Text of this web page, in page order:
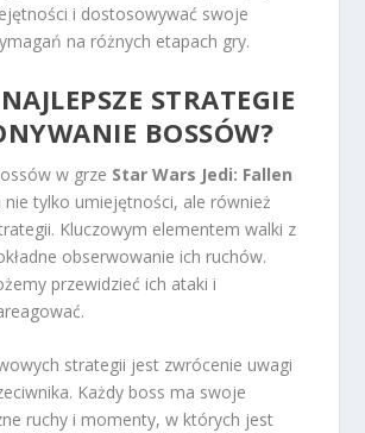
i dostosowywać swoje
na różnych etapach gry.
STRATEGIE
BOSSÓW?
w grze Star Wars Jedi: Fallen
nie tylko umiejętności, ale również
Kluczowym elementem walki z
obserwowanie ich ruchów.
przewidzieć ich ataki i
strategii jest zwrócenie uwagi
Każdy boss ma swoje
ruchy i momenty, w których jest